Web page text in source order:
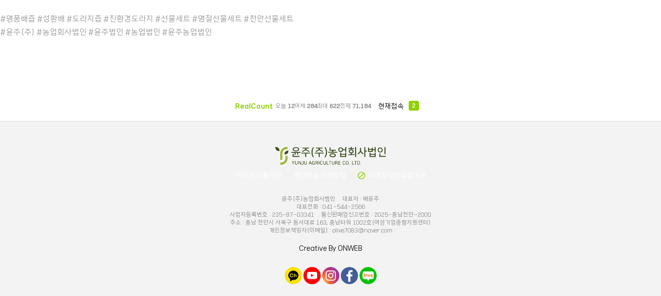
#명품배즙 #성환배 #도라지즙 #친환경도라지 #선물세트 #명절선물세트 #천안선물세트
#윤주(주) #농업회사법인 #윤주법인 #농업법인 #윤주농업법인
RealCount 오늘 12어제 284최대 622전체 71,184 현재접속 2
block
윤주(주)농업회사법인 대표자 : 배윤주
대표전화 : 041-544-2566
사업자등록번호 : 235-87-03341 통신판매업신고번호 : 2025-충남천안-2000
주소 : 충남 천안시 서북구 동서대로 163, 충남타워 1002호(여성기업종합지원센터)
개인정보책임자(이메일) : olive7083@naver.com
Creative By ONWEB